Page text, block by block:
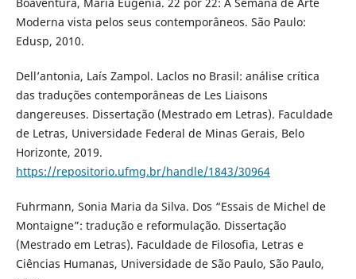
Moderna vista pelos seus contemporâneos. São Paulo:
Edusp, 2010.
Dell’antonia, Laís Zampol. Laclos no Brasil: análise crítica
das traduções contemporâneas de Les Liaisons
dangereuses. Dissertação (Mestrado em Letras). Faculdade
de Letras, Universidade Federal de Minas Gerais, Belo
Horizonte, 2019.
https://repositorio.ufmg.br/handle/1843/30964
Fuhrmann, Sonia Maria da Silva. Dos “Essais de Michel de
Montaigne”: tradução e reformulação. Dissertação
(Mestrado em Letras). Faculdade de Filosofia, Letras e
Ciências Humanas, Universidade de São Paulo, São Paulo,